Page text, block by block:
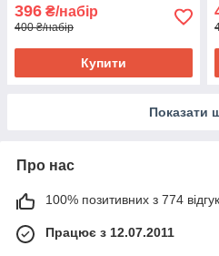
396 ₴/набір
400 ₴/набір
Купити
Показати
Про нас
100% позитивних з 774
Працює з 12.07.2011